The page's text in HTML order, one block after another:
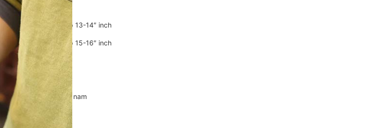
Balo Da Nam
Balo đựng Laptop 13-14″ inch
Balo đựng Laptop 15-16″ inch
Balo mini da thật
Balo du lịch
Balo da đeo chéo nam
Ví da nam